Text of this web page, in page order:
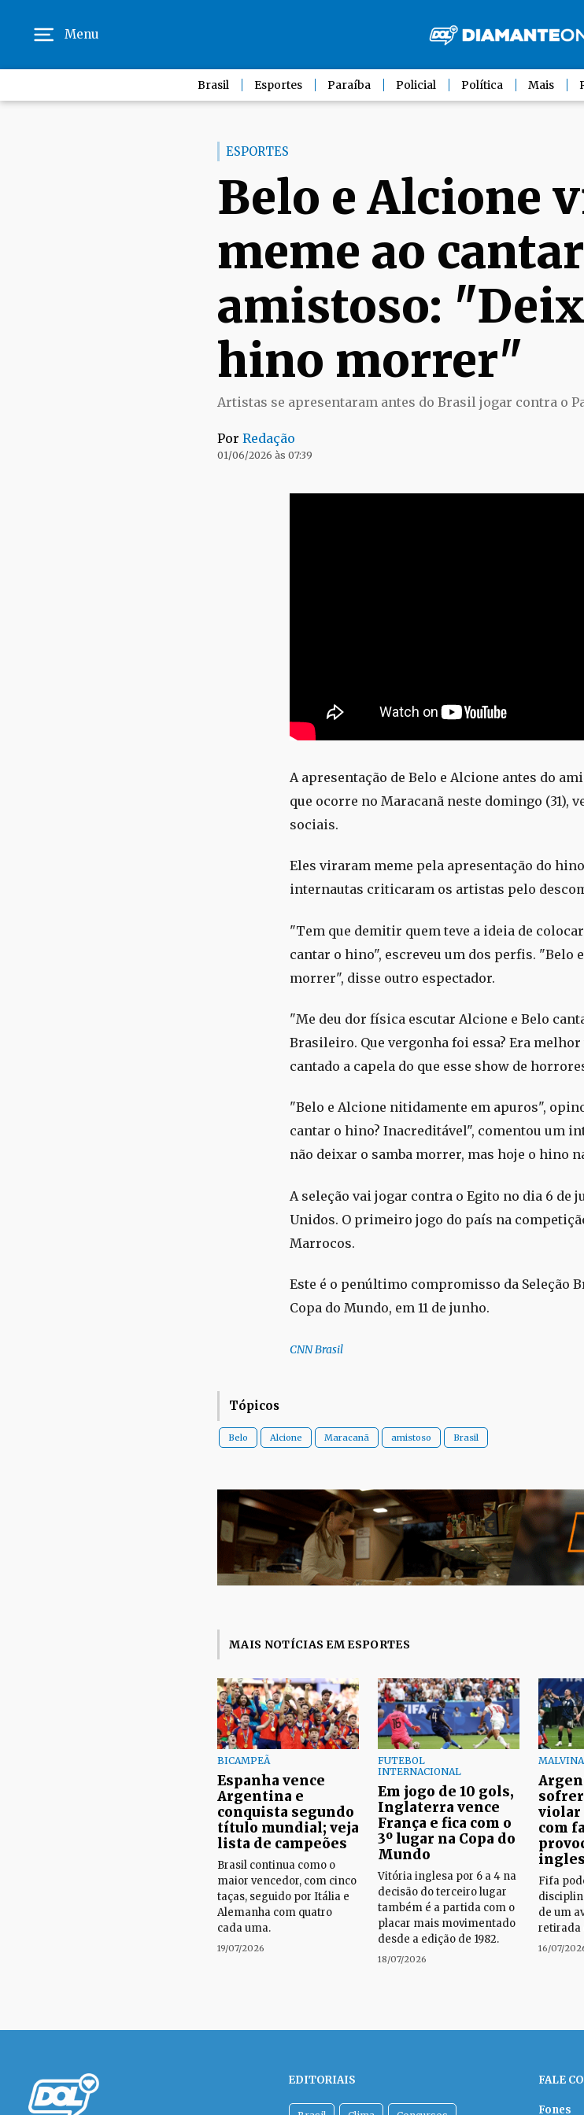
Menu
Brasil Esportes Paraíba Policial Política Mais
ESPORTES
Belo e Alcione
meme ao
amistoso:
hino morrer"
Artistas se apresentaram antes do Brasil jogar contra o
Por Redação
01/06/2026 às 07:39
A apresentação de Belo e Alcione antes do
que ocorre no Maracanã neste domingo (31),
sociais.
Eles viraram meme pela apresentação do
internautas criticaram os artistas pelo
"Tem que demitir quem teve a ideia de
cantar o hino", escreveu um dos perfis. "Belo
morrer", disse outro espectador.
"Me deu dor física escutar Alcione e Belo
Brasileiro. Que vergonha foi essa? Era
cantado a capela do que esse show de
"Belo e Alcione nitidamente em apuros",
cantar o hino? Inacreditável", comentou um
não deixar o samba morrer, mas hoje o hino
A seleção vai jogar contra o Egito no dia 6 de
Unidos. O primeiro jogo do país na
Marrocos.
Este é o penúltimo compromisso da Seleção
Copa do Mundo, em 11 de junho.
CNN Brasil
Tópicos
Belo Alcione Maracanã amistoso Brasil
MAIS NOTÍCIAS EM ESPORTES
BICAMPEÃ
Espanha vence
Argentina e
conquista segundo
título mundial; veja
lista de campeões
Brasil continua como o
maior vencedor, com cinco
taças, seguido por Itália e
Alemanha com quatro
cada uma.
19/07/2026
FUTEBOL
INTERNACIONAL
Em jogo de 10 gols,
Inglaterra vence
França e fica com o
3º lugar na Copa do
Mundo
Vitória inglesa por 6 a 4 na
decisão do terceiro lugar
também é a partida com o
placar mais movimentado
desde a edição de 1982.
18/07/2026
violar
com
Fifa
de um
retirada
16/07/
EDITORIAIS FALE
Fones